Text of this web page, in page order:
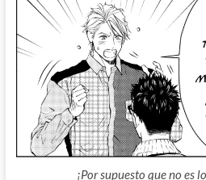
¡Por supuesto que no es